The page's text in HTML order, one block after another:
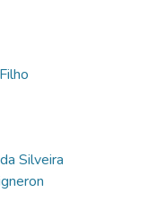
Silveira